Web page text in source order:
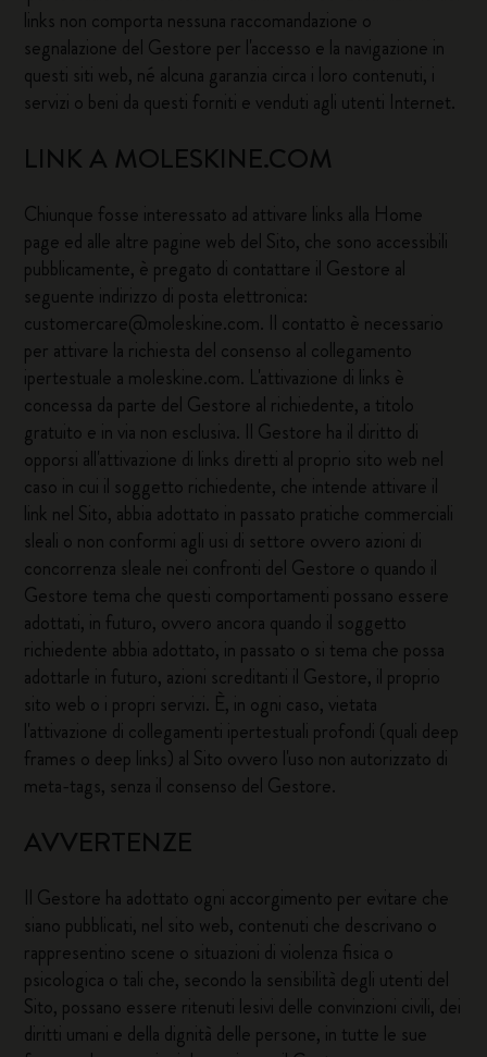
links non comporta nessuna raccomandazione o
segnalazione del Gestore per l'accesso e la navigazione in
questi siti web, né alcuna garanzia circa i loro contenuti, i
servizi o beni da questi forniti e venduti agli utenti Internet.
LINK A MOLESKINE.COM
Chiunque fosse interessato ad attivare links alla Home
page ed alle altre pagine web del Sito, che sono accessibili
pubblicamente, è pregato di contattare il Gestore al
seguente indirizzo di posta elettronica:
customercare@moleskine.com. Il contatto è necessario
per attivare la richiesta del consenso al collegamento
ipertestuale a moleskine.com. L'attivazione di links è
concessa da parte del Gestore al richiedente, a titolo
gratuito e in via non esclusiva. Il Gestore ha il diritto di
opporsi all'attivazione di links diretti al proprio sito web nel
caso in cui il soggetto richiedente, che intende attivare il
link nel Sito, abbia adottato in passato pratiche commerciali
sleali o non conformi agli usi di settore ovvero azioni di
concorrenza sleale nei confronti del Gestore o quando il
Gestore tema che questi comportamenti possano essere
adottati, in futuro, ovvero ancora quando il soggetto
richiedente abbia adottato, in passato o si tema che possa
adottarle in futuro, azioni screditanti il Gestore, il proprio
sito web o i propri servizi. È, in ogni caso, vietata
l'attivazione di collegamenti ipertestuali profondi (quali deep
frames o deep links) al Sito ovvero l'uso non autorizzato di
meta-tags, senza il consenso del Gestore.
AVVERTENZE
Il Gestore ha adottato ogni accorgimento per evitare che
siano pubblicati, nel sito web, contenuti che descrivano o
rappresentino scene o situazioni di violenza fisica o
psicologica o tali che, secondo la sensibilità degli utenti del
Sito, possano essere ritenuti lesivi delle convinzioni civili, dei
diritti umani e della dignità delle persone, in tutte le sue